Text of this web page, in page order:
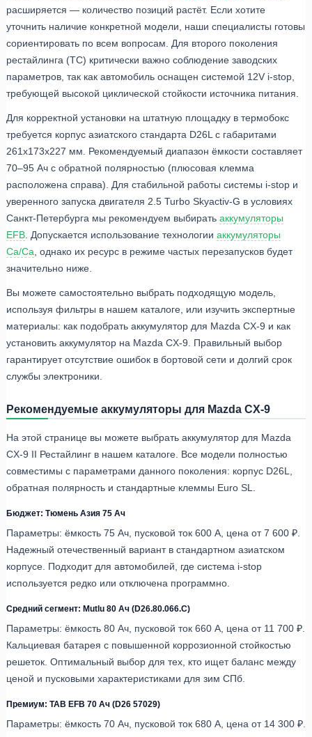
расширяется — количество позиций растёт. Если хотите
уточнить наличие конкретной модели, наши специалисты готовы
сориентировать по всем вопросам. Для второго поколения
рестайлинга (TC) критически важно соблюдение заводских
параметров, так как автомобиль оснащен системой 12V i-stop,
требующей высокой циклической стойкости источника питания.
Для корректной установки на штатную площадку в термобокс
требуется корпус азиатского стандарта D26L с габаритами
261x173x227 мм. Рекомендуемый диапазон ёмкости составляет
70–95 Ач с обратной полярностью (плюсовая клемма
расположена справа). Для стабильной работы системы i-stop и
уверенного запуска двигателя 2.5 Turbo Skyactiv-G в условиях
Санкт-Петербурга мы рекомендуем выбирать аккумуляторы
EFB . Допускается использование технологии аккумуляторы
Ca/Ca , однако их ресурс в режиме частых перезапусков будет
значительно ниже.
Вы можете самостоятельно выбрать подходящую модель,
используя фильтры в нашем каталоге, или изучить экспертные
материалы: как подобрать аккумулятор для Mazda CX-9 и как
установить аккумулятор на Mazda CX-9. Правильный выбор
гарантирует отсутствие ошибок в бортовой сети и долгий срок
службы электроники.
Рекомендуемые аккумуляторы для Mazda CX-9
На этой странице вы можете выбрать аккумулятор для Mazda
CX-9 II Рестайлинг в нашем каталоге. Все модели полностью
совместимы с параметрами данного поколения: корпус D26L,
обратная полярность и стандартные клеммы Euro SL.
Бюджет: Тюмень Азия 75 Ач
Параметры: ёмкость 75 Ач, пусковой ток 600 А, цена от 7 600 ₽.
Надежный отечественный вариант в стандартном азиатском
корпусе. Подходит для автомобилей, где система i-stop
используется редко или отключена программно.
Средний сегмент: Mutlu 80 Ач (D26.80.066.C)
Параметры: ёмкость 80 Ач, пусковой ток 660 А, цена от 11 700 ₽.
Кальциевая батарея с повышенной коррозионной стойкостью
решеток. Оптимальный выбор для тех, кто ищет баланс между
ценой и пусковыми характеристиками для зим СПб.
Премиум: TAB EFB 70 Ач (D26 57029)
Параметры: ёмкость 70 Ач, пусковой ток 680 А, цена от 14 300 ₽.